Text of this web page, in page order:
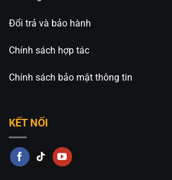
Đổi trả và bảo hành
Chính sách hợp tác
Chính sách bảo mật thông tin
KẾT NỐI